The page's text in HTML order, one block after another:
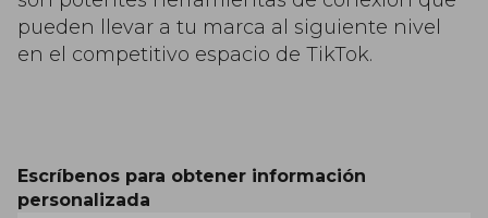
pueden llevar a tu marca al siguiente nivel
en el competitivo espacio de TikTok.
Escríbenos para obtener información
personalizada